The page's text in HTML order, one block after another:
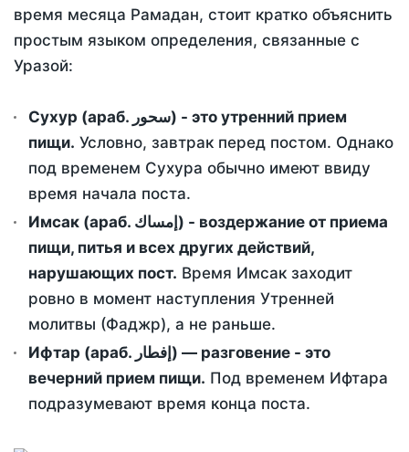
время месяца Рамадан, стоит кратко объяснить
простым языком определения, связанные с
Уразой:
Сухур (араб. سحور) - это утренний прием
пищи. Условно, завтрак перед постом. Однако
под временем Сухура обычно имеют ввиду
время начала поста.
Имсак (араб. إمساك) - воздержание от приема
пищи, питья и всех других действий,
нарушающих пост. Время Имсак заходит
ровно в момент наступления Утренней
молитвы (Фаджр), а не раньше.
Ифтар (араб. إفطار) — разговение - это
вечерний прием пищи. Под временем Ифтара
подразумевают время конца поста.